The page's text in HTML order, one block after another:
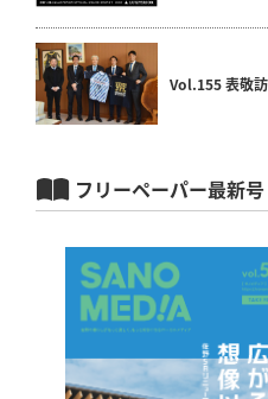
Vol.155 表敬
フリーペーパー最新号